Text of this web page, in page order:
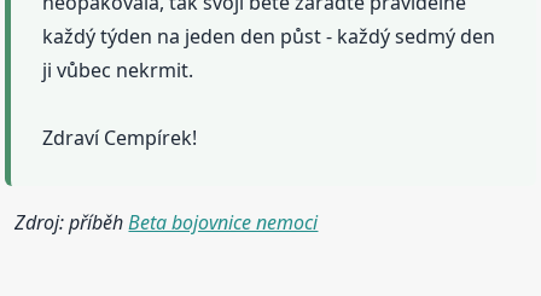
každý týden na jeden den půst - každý sedmý den
ji vůbec nekrmit.
Zdraví Cempírek!
Zdroj: příběhBeta bojovnice nemoci